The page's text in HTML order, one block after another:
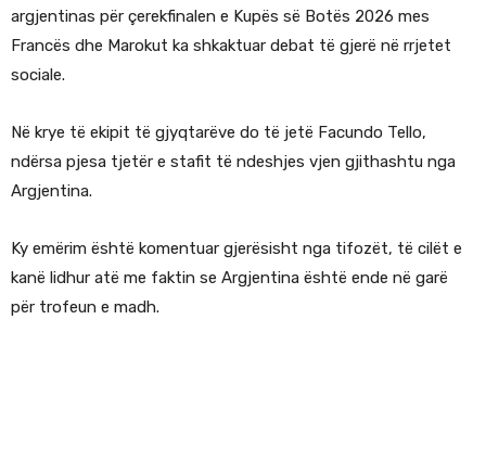
argjentinas për çerekfinalen e Kupës së Botës 2026 mes
Francës dhe Marokut ka shkaktuar debat të gjerë në rrjetet
sociale.
Në krye të ekipit të gjyqtarëve do të jetë Facundo Tello,
ndërsa pjesa tjetër e stafit të ndeshjes vjen gjithashtu nga
Argjentina.
Ky emërim është komentuar gjerësisht nga tifozët, të cilët e
kanë lidhur atë me faktin se Argjentina është ende në garë
për trofeun e madh.